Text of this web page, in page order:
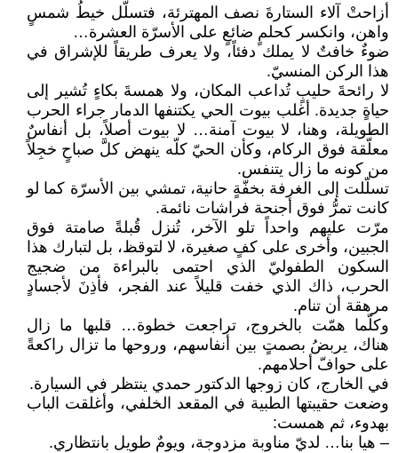
أزاحتْ آلاء الستارةَ نصف المهترئة، فتسلّل خيطُ شمسٍ
واهن، وانكسر كحلمٍ ضائعٍ على الأسرّة العشرة…
ضوءٌ خافتٌ لا يملك دفئاً، ولا يعرف طريقاً للإشراق في
هذا الركن المنسيّ.
لا رائحةَ حليبٍ تُداعب المكان، ولا همسةَ بكاءٍ تُشير إلى
حياةٍ جديدة. أغلب بيوت الحي يكتنفها الدمار جراء الحرب
الطويلة، وهنا، لا بيوت آمنة… لا بيوت أصلاً، بل أنفاسٌ
معلّقة فوق الركام، وكأن الحيّ كلّه ينهض كلَّ صباحٍ خجِلاً
من كونه ما زال يتنفس.
تسلّلت إلى الغرفة بخفّةٍ حانية، تمشي بين الأسرّة كما لو
كانت تمرُّ فوق أجنحة فراشات نائمة.
مرّت عليهم واحداً تلو الآخر، تُنزل قُبلةً صامتة فوق
الجبين، وأخرى على كفٍ صغيرة، لا لتوقظ، بل لتبارك هذا
السكون الطفوليّ الذي احتمى بالبراءة من ضجيج
الحرب، ذاك الذي خفت قليلاً عند الفجر، فأذِنَ لأجسادٍ
مرهقة أن تنام.
وكلّما همّت بالخروج، تراجعت خطوة… قلبها ما زال
هناك، يربضُ بصمتٍ بين أنفاسهم، وروحها ما تزال راكعةً
على حوافّ أحلامهم.
في الخارج، كان زوجها الدكتور حمدي ينتظر في السيارة.
وضعت حقيبتها الطبية في المقعد الخلفي، وأغلقت الباب
بهدوء، ثم همست:
– هيا بنا… لديّ مناوبة مزدوجة، ويومٌ طويل بانتظاري.